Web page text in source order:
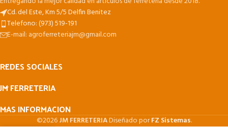
Cd. del Este, Km 5/5 Delfin Benitez
Telefono: (973) 519-191
E-mail: agroferreteriajm@gmail.com
REDES SOCIALES
JM FERRETERIA
MAS INFORMACION
©2026JM FERRETERIADiseñado porFZ Sistemas.